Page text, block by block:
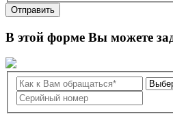
Отправить
В этой форме Вы можете